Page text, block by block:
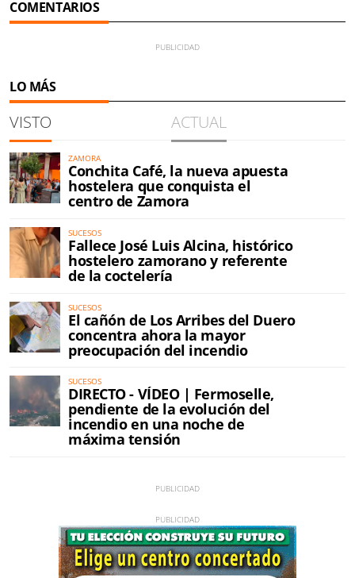
COMENTARIOS
LO MÁS
VISTO ACTUAL
ZAMORA
Conchita Café, la nueva apuesta
hostelera que conquista el
centro de Zamora
SUCESOS
Fallece José Luis Alcina, histórico
hostelero zamorano y referente
de la coctelería
SUCESOS
El cañón de Los Arribes del Duero
concentra ahora la mayor
preocupación del incendio
SUCESOS
DIRECTO - VÍDEO | Fermoselle,
pendiente de la evolución del
incendio en una noche de
máxima tensión